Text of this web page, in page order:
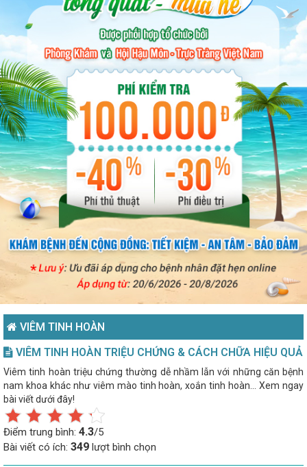
VIÊM TINH HOÀN
VIÊM TINH HOÀN TRIỆU CHỨNG & CÁCH CHỮA HIỆU QUẢ
Viêm tinh hoàn triệu chứng thường dễ nhầm lẫn với những căn bệnh
nam khoa khác như viêm mào tinh hoàn, xoắn tinh hoàn… Xem ngay
bài viết dưới đây!
Điểm trung bình: 4.3/5
Bài viết có ích: 349 lượt bình chọn